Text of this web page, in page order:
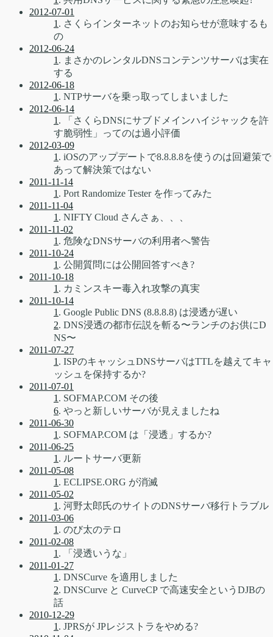
2012-07-01
1 . さくらインターネットのお知らせが意味するも
の
2012-06-24
1 . まさかのレンタルDNSコンテンツサーバは実在
する
2012-06-18
1 . NTPサーバを乗っ取ってしまいました
2012-06-14
1 . 「さくらDNSにサブドメインハイジャックを許
す脆弱性」ってのは過小評価
2012-03-09
1 . iOSのアップデートで8.8.8.8を使うのは回避策で
あって解決策ではない
2011-11-14
1 . Port Randomize Tester を作ってみた
2011-11-04
1 . NIFTY Cloud さんさぁ、、、
2011-11-02
1 . 危険なDNSサーバの利用者へ警告
2011-10-24
1 . 公開質問には公開回答すべき?
2011-10-18
1 . カミンスキー毒入れ攻撃の真実
2011-10-14
1 . Google Public DNS (8.8.8.8) は浸透が遅い
2. DNS浸透の都市伝説を斬る〜ランチのお供にD
NS〜
2011-07-27
1 . ISPのキャッシュDNSサーバはTTLを越えてキャ
ッシュを保持するか?
2011-07-01
1 . SOFMAP.COM その後
6. やっと新しいサーバが見えましたね
2011-06-30
1 . SOFMAP.COM は「浸透」するか?
2011-06-25
1 . ルートサーバ更新
2011-05-08
1 . ECLIPSE.ORG が消滅
2011-05-02
1 . 河野太郎氏のサイトのDNSサーバ移行トラブル
2011-03-06
1 . のび太のテロ
2011-02-08
1 . 「浸透いうな」
2011-01-27
1 . DNSCurve を適用しました
2. DNSCurve と CurveCP で高速安全というDJBの
話
2010-12-29
1 . JPRSが JPレジストラをやめる?